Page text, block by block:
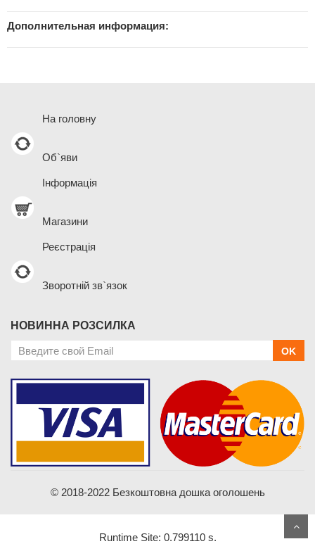
Дополнительная информация:
На головну
Об`яви
Інформація
Магазини
Реєстрація
Зворотній зв`язок
НОВИННА РОЗСИЛКА
OK
© 2018-2022 Безкоштовна дошка оголошень
Runtime Site: 0.799110 s.